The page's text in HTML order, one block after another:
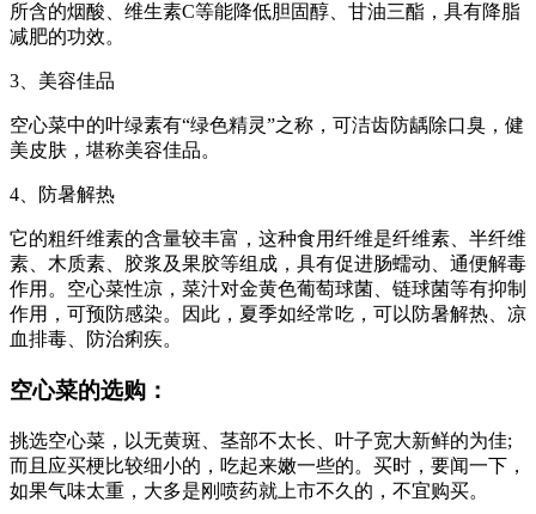
所含的烟酸、维生素C等能降低胆固醇、甘油三酯，具有降脂
减肥的功效。
3、美容佳品
空心菜中的叶绿素有“绿色精灵”之称，可洁齿防龋除口臭，健
美皮肤，堪称美容佳品。
4、防暑解热
它的粗纤维素的含量较丰富，这种食用纤维是纤维素、半纤维
素、木质素、胶浆及果胶等组成，具有促进肠蠕动、通便解毒
作用。空心菜性凉，菜汁对金黄色葡萄球菌、链球菌等有抑制
作用，可预防感染。因此，夏季如经常吃，可以防暑解热、凉
血排毒、防治痢疾。
空心菜的选购：
挑选空心菜，以无黄斑、茎部不太长、叶子宽大新鲜的为佳;
而且应买梗比较细小的，吃起来嫩一些的。买时，要闻一下，
如果气味太重，大多是刚喷药就上市不久的，不宜购买。